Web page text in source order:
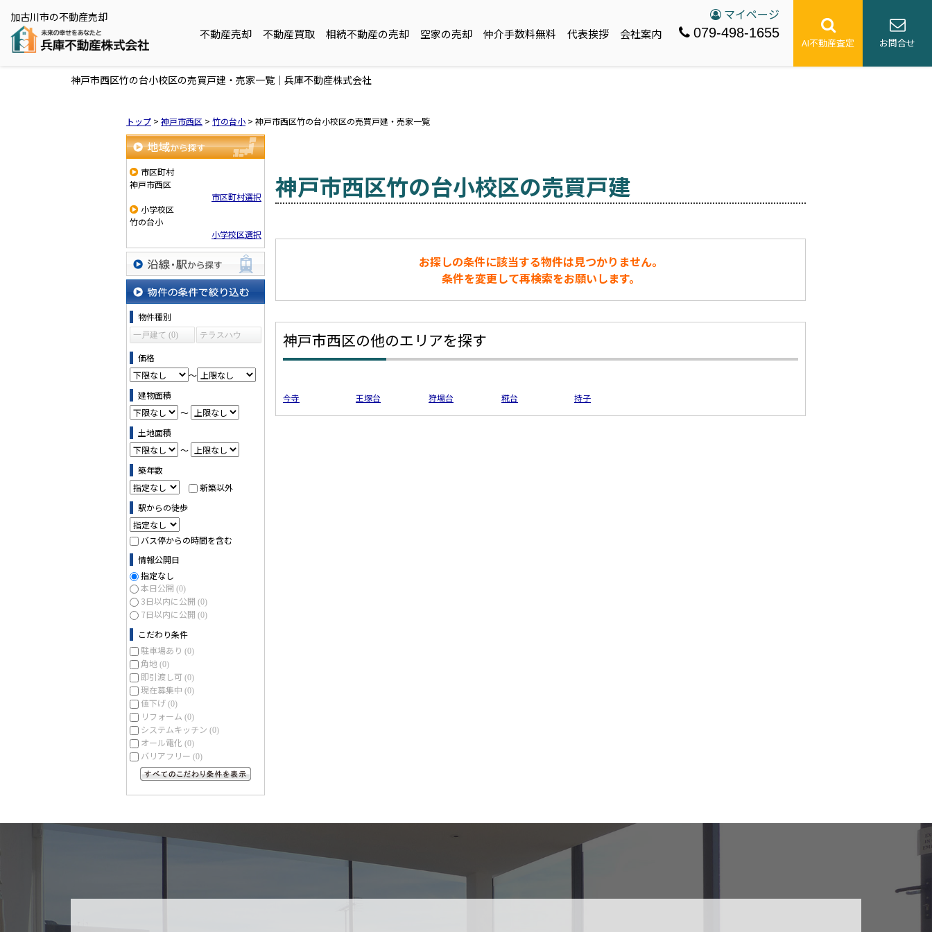
加古川市の不動産売却
不動産売却 不動産買取 相続不動産の売却 空家の売却 仲介手数料無料 代表挨拶 会社案内
マイページ
079-498-1655
AI不動産査定 お問合せ
神戸市西区竹の台小校区の売買戸建・売家一覧｜兵庫不動産株式会社
トップ > 神戸市西区 > 竹の台小 > 神戸市西区竹の台小校区の売買戸建・売家一覧
地域から探す
市区町村
神戸市西区
市区町村選択
小学校区
竹の台小
小学校区選択
沿線・駅から探す
物件の条件で絞り込む
物件種別
一戸建て (0)
テラスハウ
価格
～
建物面積
～
土地面積
～
築年数
新築以外
駅からの徒歩
バス停からの時間を含む
情報公開日
指定なし
本日公開 (0)
3日以内に公開 (0)
7日以内に公開 (0)
こだわり条件
駐車場あり (0)
角地 (0)
即引渡し可 (0)
現在募集中 (0)
値下げ (0)
リフォーム (0)
システムキッチン (0)
オール電化 (0)
バリアフリー (0)
神戸市西区竹の台小校区の売買戸建
お探しの条件に該当する物件は見つかりません。
条件を変更して再検索をお願いします。
神戸市西区の他のエリアを探す
今寺 王塚台 狩場台 糀台 持子